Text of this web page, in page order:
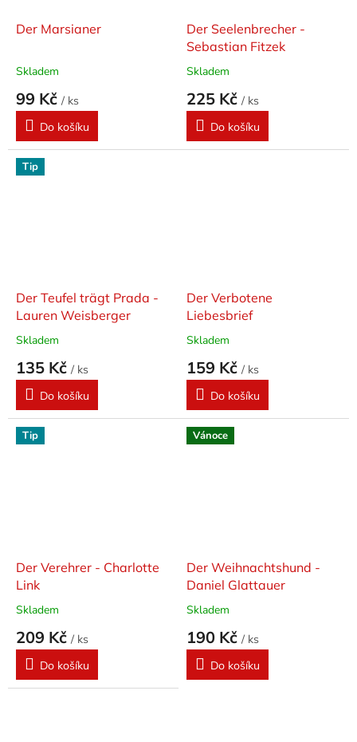
Der Marsianer
Skladem
99 Kč / ks
Do košíku
Der Seelenbrecher -
Sebastian Fitzek
Skladem
225 Kč / ks
Do košíku
Tip
Der Teufel trägt Prada -
Lauren Weisberger
Skladem
135 Kč / ks
Do košíku
Der Verbotene
Liebesbrief
Skladem
159 Kč / ks
Do košíku
Tip
Der Verehrer - Charlotte
Link
Skladem
209 Kč / ks
Do košíku
Vánoce
Der Weihnachtshund -
Daniel Glattauer
Skladem
190 Kč / ks
Do košíku